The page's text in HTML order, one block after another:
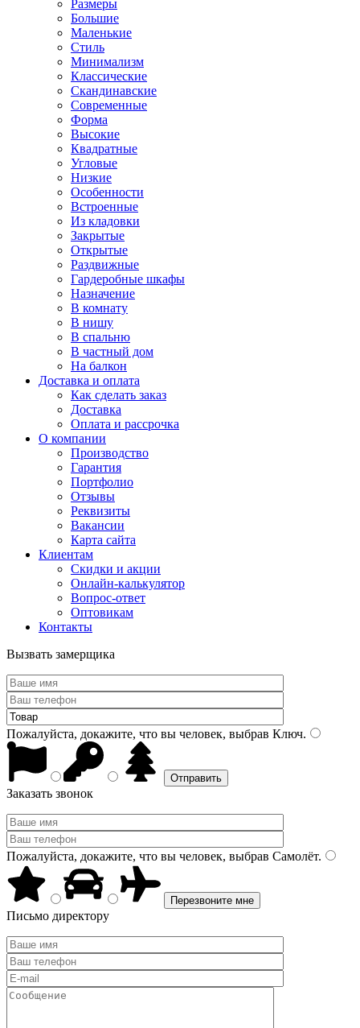
Размеры
Большие
Маленькие
Стиль
Минимализм
Классические
Скандинавские
Современные
Форма
Высокие
Квадратные
Угловые
Низкие
Особенности
Встроенные
Из кладовки
Закрытые
Открытые
Раздвижные
Гардеробные шкафы
Назначение
В комнату
В нишу
В спальню
В частный дом
На балкон
Доставка и оплата
Как сделать заказ
Доставка
Оплата и рассрочка
О компании
Производство
Гарантия
Портфолио
Отзывы
Реквизиты
Вакансии
Карта сайта
Клиентам
Скидки и акции
Онлайн-калькулятор
Вопрос-ответ
Оптовикам
Контакты
Вызвать замерщика
Пожалуйста, докажите, что вы человек, выбрав Ключ.
Заказать звонок
Пожалуйста, докажите, что вы человек, выбрав Самолёт.
Письмо директору